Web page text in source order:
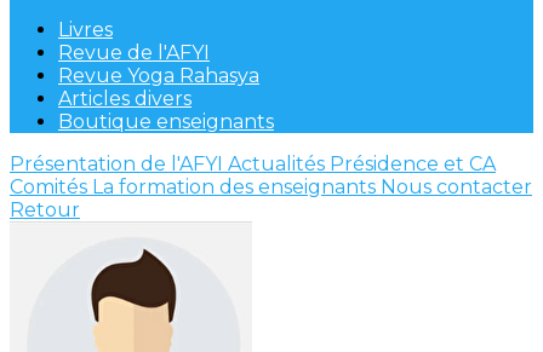
Livres
Revue de l'AFYI
Revue Yoga Rahasya
Articles divers
Boutique enseignants
Présentation de l'AFYI Actualités Présidence et CA
Comités La formation des enseignants Nous contacter
Retour